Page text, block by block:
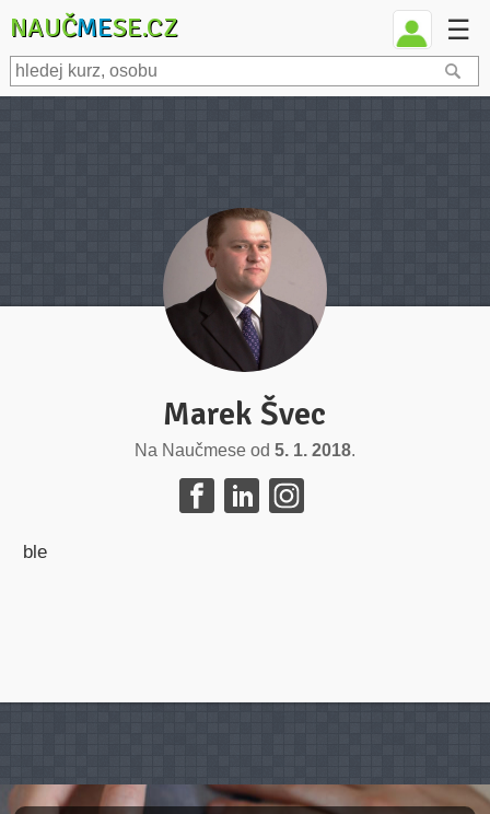
NAUČMESE.CZ ☰
Marek Švec
Na Naučmese od 5. 1. 2018.
ble